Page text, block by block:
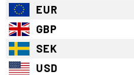
EUR
GBP
SEK
USD